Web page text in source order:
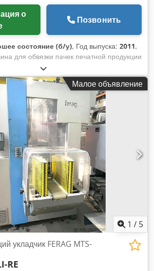
Позвонить
состояние (б/у), Год выпуска: 2011,
для обвязки пачек печатной продукции
Малое объявление
1 / 5
укладчик FERAG MTS-
RE